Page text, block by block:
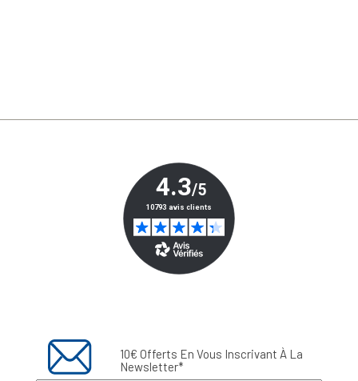
10€ Offerts En Vous Inscrivant À La
Newsletter*